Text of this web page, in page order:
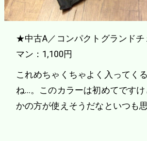
★中古A／コンパクトグランド
マン：1,100円
これめちゃくちゃよく入ってく
ね…。このカラーは初めてですけ
かの方が使えそうだなといつも